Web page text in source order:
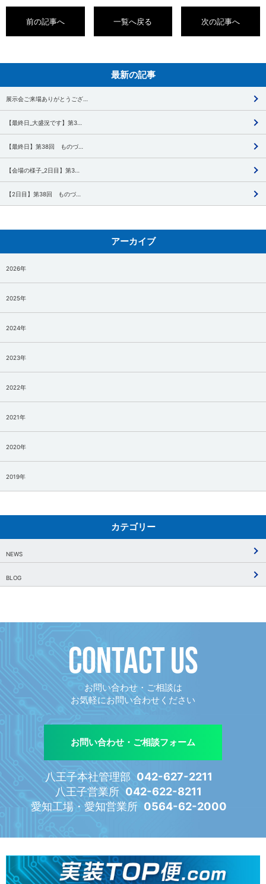
前の記事へ 一覧へ戻る 次の記事へ
最新の記事
展示会ご来場ありがとうござ…
【最終日_大盛況です】第3…
【最終日】第38回 ものづ…
【会場の様子_2日目】第3…
【2日目】第38回 ものづ…
アーカイブ
2026年
2025年
2024年
2023年
2022年
2021年
2020年
2019年
カテゴリー
NEWS
BLOG
CONTACT US
お問い合わせ・ご相談は
お気軽にお問い合わせください
お問い合わせ・ご相談フォーム
八王子本社管理部 042-627-2211
八王子営業所 042-622-8211
愛知工場・愛知営業所 0564-62-2000